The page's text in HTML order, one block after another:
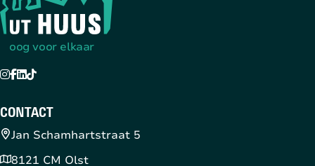
oog voor elkaar
Instagram
Facebook
LinkedIn
TikTok
YouTube
CONTACT
Jan Schamhartstraat 5
8121 CM Olst